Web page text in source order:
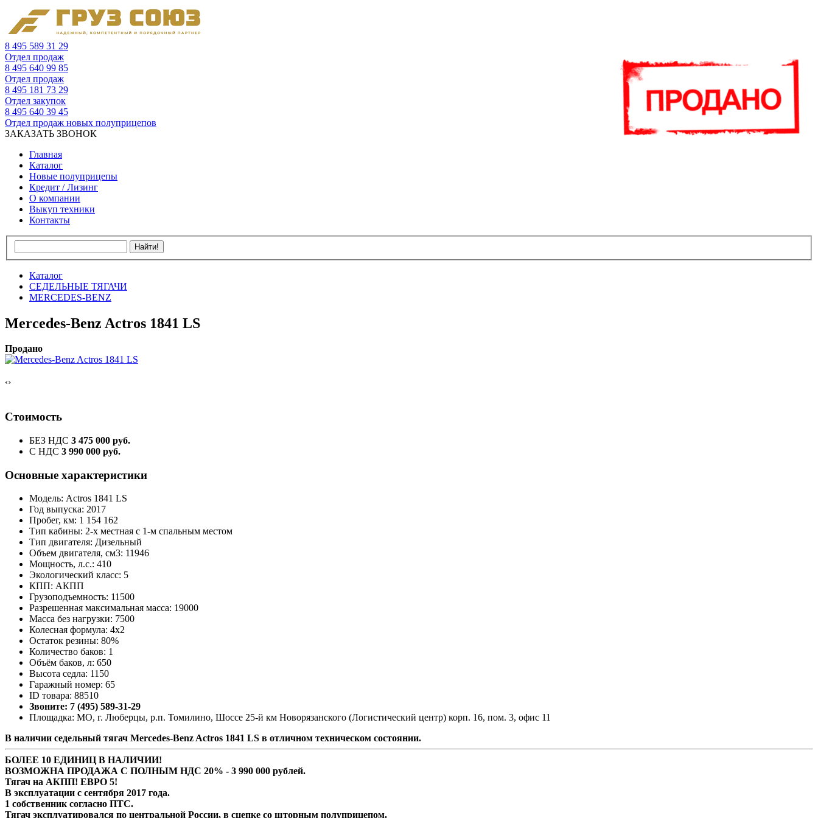
8 495 589 31 29
Отдел продаж
8 495 640 99 85
Отдел продаж
8 495 181 73 29
Отдел закупок
8 495 640 39 45
Отдел продаж новых полуприцепов
ЗАКАЗАТЬ ЗВОНОК
Главная
Каталог
Новые полуприцепы
Кредит / Лизинг
О компании
Выкуп техники
Контакты
Каталог
СЕДЕЛЬНЫЕ ТЯГАЧИ
MERCEDES-BENZ
Mercedes-Benz Actros 1841 LS
Продано
‹›
Стоимость
БЕЗ НДС 3 475 000 руб.
С НДС 3 990 000 руб.
Основные характеристики
Модель: Actros 1841 LS
Год выпуска: 2017
Пробег, км: 1 154 162
Тип кабины: 2-х местная с 1-м спальным местом
Тип двигателя: Дизельный
Объем двигателя, см3: 11946
Мощность, л.с.: 410
Экологический класс: 5
КПП: АКПП
Грузоподъемность: 11500
Разрешенная максимальная масса: 19000
Масса без нагрузки: 7500
Колесная формула: 4х2
Остаток резины: 80%
Количество баков: 1
Объём баков, л: 650
Высота седла: 1150
Гаражный номер: 65
ID товара: 88510
Звоните: 7 (495) 589-31-29
Площадка: МО, г. Люберцы, р.п. Томилино, Шоссе 25-й км Новорязанского (Логистический центр) корп. 16, пом. 3, офис 11
В наличии седельный тягач Mercedes-Benz Actros 1841 LS в отличном техническом состоянии.
БОЛЕЕ 10 ЕДИНИЦ В НАЛИЧИИ!
ВОЗМОЖНА ПРОДАЖА С ПОЛНЫМ НДС 20% - 3 990 000 рублей.
Тягач на АКПП! ЕВРО 5!
В эксплуатации с сентября 2017 года.
1 собственник согласно ПТС.
Тягач эксплуатировался по центральной России, в сцепке со шторным полуприцепом.